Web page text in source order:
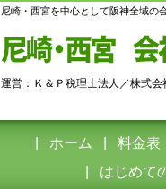
尼崎・西宮を中心として阪神全域の
運営：Ｋ＆Ｐ税理士法人／株式
ホーム 料金表
はじめて